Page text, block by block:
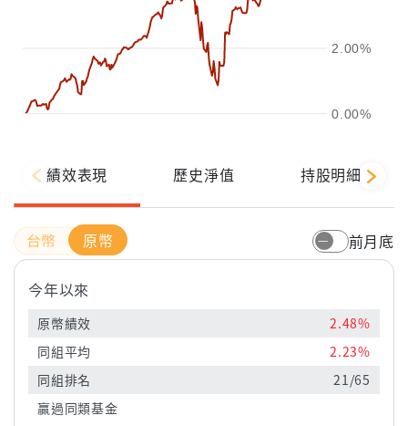
0.00%
2.00%
績效表現 歷史淨值 持股明細
原幣 前月底
今年以來
原幣績效
2.48%
同組平均
2.23%
同組排名
21/65
贏過同類基金